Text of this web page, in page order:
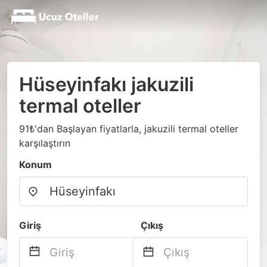
Hüseyinfakı jakuzili
termal oteller
91₺'dan Başlayan fiyatlarla, jakuzili termal oteller
karşılaştırın
Konum
Giriş Çıkış